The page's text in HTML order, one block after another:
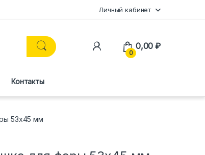
Личный кабинет
0
0,00₽
Контакты
53х45 мм